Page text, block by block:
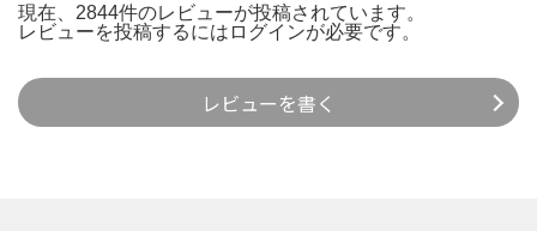
現在、2844件のレビューが投稿されています。
レビューを投稿するには ログインが必要です。
レビューを書く